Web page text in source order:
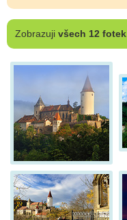
Zobrazuji všech 12 fotek.